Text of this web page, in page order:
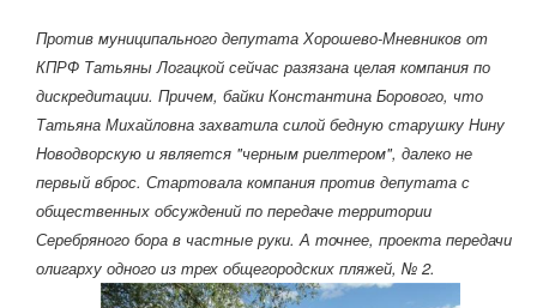
Против муниципального депутата Хорошево-Мневников от
КПРФ Татьяны Логацкой сейчас разязана целая компания по
дискредитации. Причем, байки Константина Борового, что
Татьяна Михайловна захватила силой бедную старушку Нину
Новодворскую и является "черным риелтером", далеко не
первый вброс. Стартовала компания против депутата с
общественных обсуждений по передаче территории
Серебряного бора в частные руки. А точнее, проекта передачи
олигарху одного из трех общегородских пляжей, № 2.